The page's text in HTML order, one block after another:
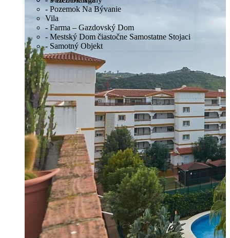
Mimo trhu
- Pozemok Na Bývanie
Vila
- Farma – Gazdovský Dom
- Mestský Dom čiastočne Samostatne Stojaci
- Samotný Objekt